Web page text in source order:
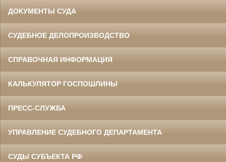
ДОКУМЕНТЫ СУДА
СУДЕБНОЕ ДЕЛОПРОИЗВОДСТВО
СПРАВОЧНАЯ ИНФОРМАЦИЯ
КАЛЬКУЛЯТОР ГОСПОШЛИНЫ
ПРЕСС-СЛУЖБА
УПРАВЛЕНИЕ СУДЕБНОГО ДЕПАРТАМЕНТА
СУДЫ СУБЪЕКТА РФ